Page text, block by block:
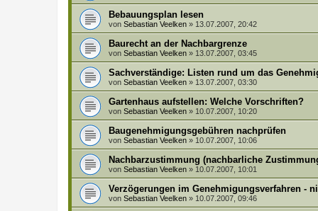
Bebauungsplan lesen
von Sebastian Veelken » 13.07.2007, 20:42
Baurecht an der Nachbargrenze
von Sebastian Veelken » 13.07.2007, 03:45
Sachverständige: Listen rund um das
von Sebastian Veelken » 13.07.2007, 03:30
Gartenhaus aufstellen: Welche Vorschriften?
von Sebastian Veelken » 10.07.2007, 10:20
Baugenehmigungsgebühren nachprüfen
von Sebastian Veelken » 10.07.2007, 10:06
Nachbarzustimmung (nachbarliche
von Sebastian Veelken » 10.07.2007, 10:01
Verzögerungen im Genehmigungsverfahren -
von Sebastian Veelken » 10.07.2007, 09:46